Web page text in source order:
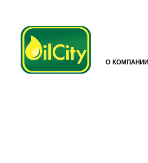
О КОМПАНИИ